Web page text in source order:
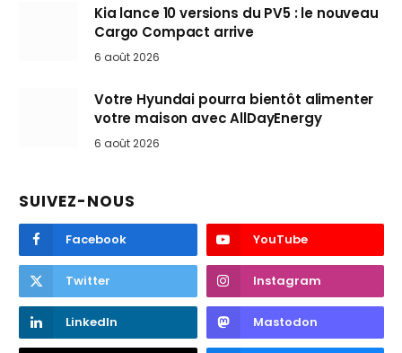
Kia lance 10 versions du PV5 : le nouveau
Cargo Compact arrive
6 août 2026
Votre Hyundai pourra bientôt alimenter
votre maison avec AllDayEnergy
6 août 2026
SUIVEZ-NOUS
Facebook YouTube
Twitter Instagram
LinkedIn Mastodon